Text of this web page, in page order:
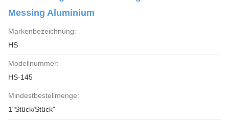
Messing Aluminium
Markenbezeichnung:
HS
Modellnummer:
HS-145
Mindestbestellmenge:
1"Stück/Stück"